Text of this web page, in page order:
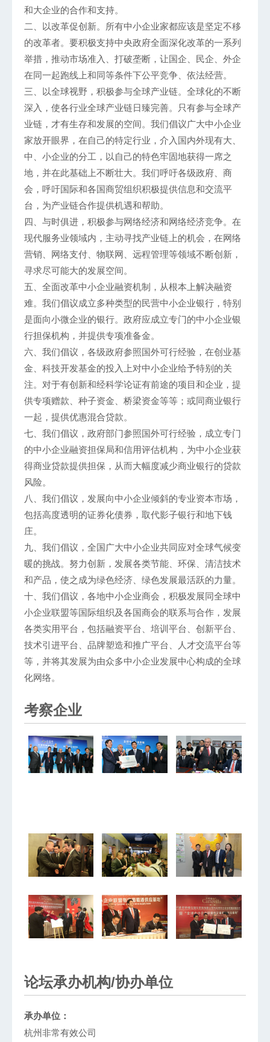
和大企业的合作和支持。
二、以改革促创新。所有中小企业家都应该是坚定不移
的改革者。要积极支持中央政府全面深化改革的一系列
举措，推动市场准入、打破垄断，让国企、民企、外企
在同一起跑线上和同等条件下公平竞争、依法经营。
三、以全球视野，积极参与全球产业链。全球化的不断
深入，使各行业全球产业链日臻完善。只有参与全球产
业链，才有生存和发展的空间。我们倡议广大中小企业
家放开眼界，在自己的特定行业，介入国内外现有大、
中、小企业的分工，以自己的特色牢固地获得一席之
地，并在此基础上不断壮大。我们呼吁各级政府、商
会，呼吁国际和各国商贸组织积极提供信息和交流平
台，为产业链合作提供机遇和帮助。
四、与时俱进，积极参与网络经济和网络经济竞争。在
现代服务业领域内，主动寻找产业链上的机会，在网络
营销、网络支付、物联网、远程管理等领域不断创新，
寻求尽可能大的发展空间。
五、全面改革中小企业融资机制，从根本上解决融资
难。我们倡议成立多种类型的民营中小企业银行，特别
是面向小微企业的银行。政府应成立专门的中小企业银
行担保机构，并提供专项准备金。
六、我们倡议，各级政府参照国外可行经验，在创业基
金、科技开发基金的投入上对中小企业给予特别的关
注。对于有创新和经科学论证有前途的项目和企业，提
供专项赠款、种子资金、桥梁资金等等；或同商业银行
一起，提供优惠混合贷款。
七、我们倡议，政府部门参照国外可行经验，成立专门
的中小企业融资担保局和信用评估机构，为中小企业获
得商业贷款提供担保，从而大幅度减少商业银行的贷款
风险。
八、我们倡议，发展向中小企业倾斜的专业资本市场，
包括高度透明的证券化债券，取代影子银行和地下钱
庄。
九、我们倡议，全国广大中小企业共同应对全球气候变
暖的挑战。努力创新，发展各类节能、环保、清洁技术
和产品，使之成为绿色经济、绿色发展最活跃的力量。
十、我们倡议，各地中小企业商会，积极发展同全球中
小企业联盟等国际组织及各国商会的联系与合作，发展
各类实用平台，包括融资平台、培训平台、创新平台、
技术引进平台、品牌塑造和推广平台、人才交流平台等
等，并将其发展为由众多中小企业发展中心构成的全球
化网络。
考察企业
论坛承办机构/协办单位
承办单位：
杭州非常有效公司